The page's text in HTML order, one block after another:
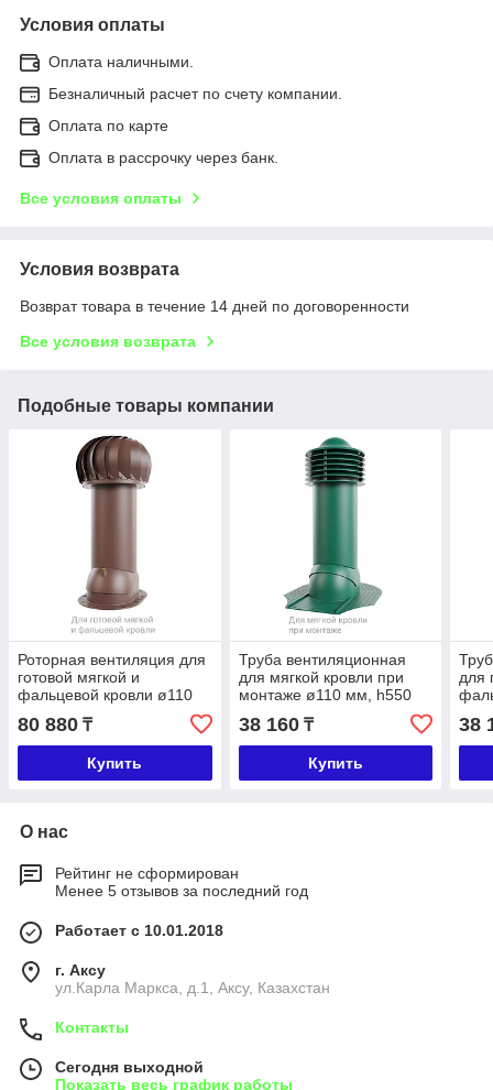
Условия оплаты
Оплата наличными.
Безналичный расчет по счету компании.
Оплата по карте
Оплата в рассрочку через банк.
Все условия оплаты
Условия возврата
Возврат товара в течение 14 дней по договоренности
Все условия возврата
Подобные товары компании
Роторная вентиляция для
готовой мягкой и
фальцевой кровли ø110
мм, h550 мм
80 880 ₸
Купить
Труба вентиляционная
для мягкой кровли при
монтаже ø110 мм, h550
38 160₸
Купить
для
38
О нас
Рейтинг не сформирован
Менее 5 отзывов за последний год
Работает с 10.01.2018
г. Аксу
ул.Карла Маркса, д.1, Аксу, Казахстан
Контакты
Сегодня выходной
Показать весь график работы